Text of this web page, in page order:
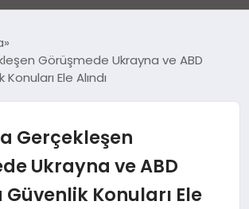
Görüşmede Ukrayna ve ABD
Ele Alındı
Gerçekleşen
Ukrayna ve ABD
Güvenlik Konuları Ele